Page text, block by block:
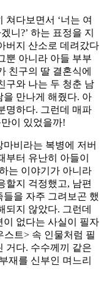
쳐다보면서 ‘너는 여
니?’ 하는 표정을 지
버지 산소로 데려갔다
뿐 아니라 아들 부부
친구의 딸 결혼식에
구와 나는 두 청춘 남
만나게 해줬다. 아
명하다. 그런데 매파
이 있었을까!
비라는 복병에 저버
부터 유난히 아들이
는 이야기가 아니라
할지 걱정했고, 남편
을 자주 그려보곤 했
되지 않았다. 그런데
이 없다는 사실이 필자
스트> 속 인물처럼 필
거다. 수수께끼 같은
재를 신부인 며느리